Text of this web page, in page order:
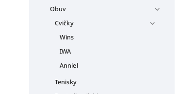
Obuv
Cvičky
Wins
IWA
Anniel
Tenisky